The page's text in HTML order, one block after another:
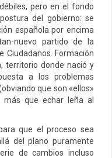
pero en el fondo
del gobierno: se
española por encima
nuevo partido de la
Ciudadanos. Formación
territorio donde nació y
a los problemas
que son «ellos»
que echar leña al
que el proceso sea
del plano puramente
de cambios incluso